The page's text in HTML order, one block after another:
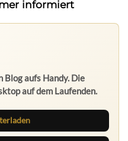
informiert
Blog aufs Handy. Die
auf dem Laufenden.